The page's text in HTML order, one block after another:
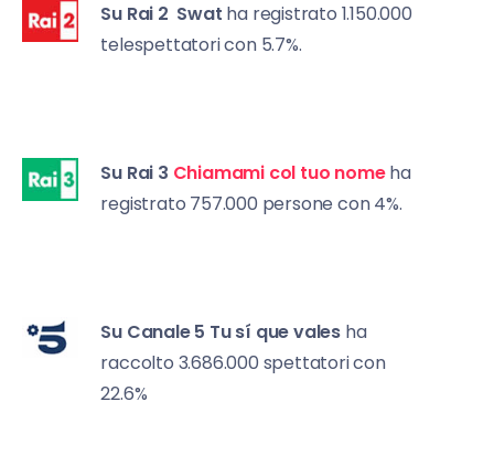
Su Rai 2 Swat ha registrato 1.150.000
telespettatori con 5.7%.
Su Rai 3 Chiamami col tuo nome ha
registrato 757.000 persone con 4%.
Su Canale 5 Tusí que vales ha
raccolto 3.686.000 spettatori con
22.6%